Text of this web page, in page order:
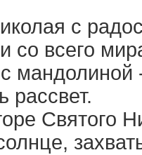
с
со всего
с мандолиной
рассвет.
Святого